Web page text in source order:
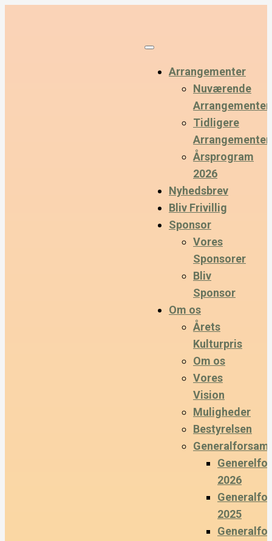
Arrangementer
Nuværende
Arrangementer
Tidligere
Arrangementer
Årsprogram
2026
Nyhedsbrev
Bliv Frivillig
Sponsor
Vores
Sponsorer
Bliv
Sponsor
Om os
Årets
Kulturpris
Om os
Vores
Vision
Muligheder
Bestyrelsen
2026
2025